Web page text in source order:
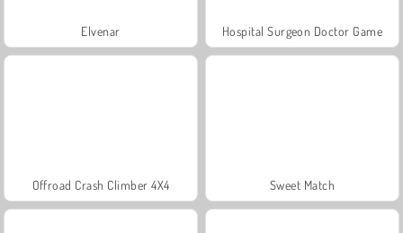
Elvenar Hospital Surgeon Doctor Game
Offroad Crash Climber 4X4 Sweet Match